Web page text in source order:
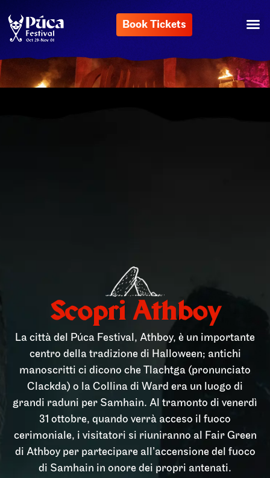
Book Tickets
Scopri Athboy
La città del Púca Festival, Athboy, è un importante
centro della tradizione di Halloween; antichi
manoscritti ci dicono che Tlachtga (pronunciato
Clackda) o la Collina di Ward era un luogo di
grandi raduni per Samhain. Al tramonto di venerdì
31 ottobre, quando verrà acceso il fuoco
cerimoniale, i visitatori si riuniranno al Fair Green
di Athboy per partecipare all’accensione del fuoco
di Samhain in onore dei propri antenati.